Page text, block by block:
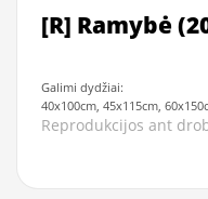
[R] Ramybė
Galimi dydžiai:
40x100cm, 45x115cm,
Reprodukcijos ant